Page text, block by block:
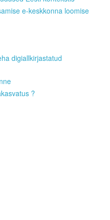
e-keskkonna loomise
digiallkirjastatud
?